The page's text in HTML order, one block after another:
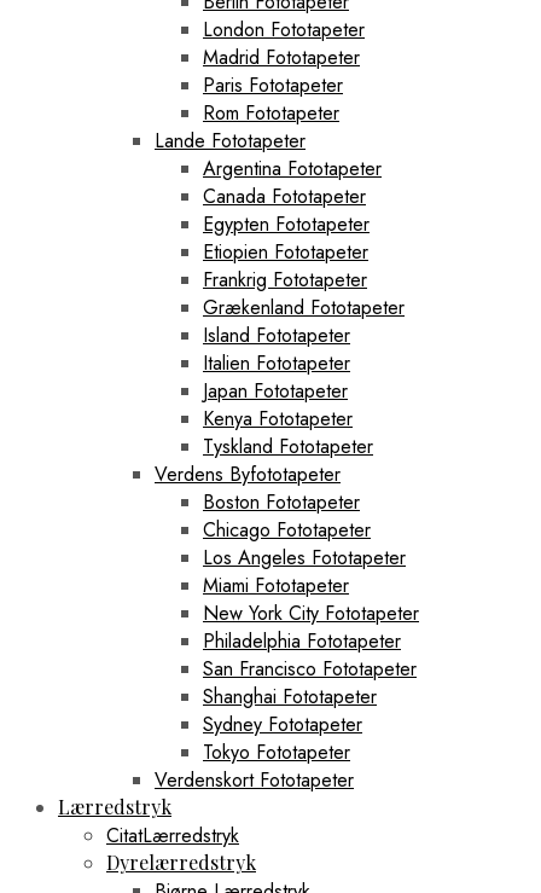
London Fototapeter
Madrid Fototapeter
Paris Fototapeter
Rom Fototapeter
Lande Fototapeter
Argentina Fototapeter
Canada Fototapeter
Egypten Fototapeter
Etiopien Fototapeter
Frankrig Fototapeter
Grækenland Fototapeter
Island Fototapeter
Italien Fototapeter
Japan Fototapeter
Kenya Fototapeter
Tyskland Fototapeter
Verdens Byfototapeter
Boston Fototapeter
Chicago Fototapeter
Los Angeles Fototapeter
Miami Fototapeter
New York City Fototapeter
Philadelphia Fototapeter
San Francisco Fototapeter
Shanghai Fototapeter
Sydney Fototapeter
Tokyo Fototapeter
Verdenskort Fototapeter
Lærredstryk
CitatLærredstryk
Dyrelærredstryk